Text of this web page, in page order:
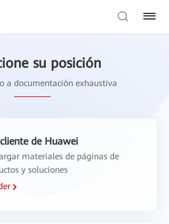
su posición
a documentación exhaustiva
de Huawei
materiales de páginas de
y soluciones